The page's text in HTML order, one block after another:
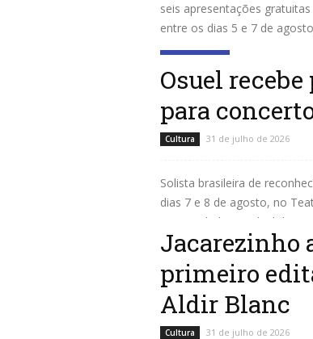
seis apresentações
entre os dias 5 e 7 de
Osuel
para
Cultura 31 de julho de 2026
Solista brasileira de
dias 7 e 8 de agosto, no
Universidade Estadual de
Jacarezinho
primeiro
Aldir Blanc
Cultura 31 de julho de 2026